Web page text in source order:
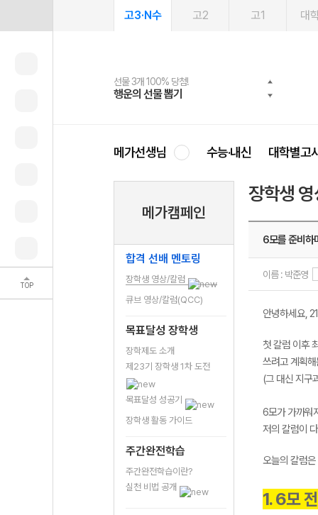
TOP
고3·N수 고2 고1 대
선물 3개 100% 당첨!
행운의 선물 뽑기
선물 100% 증정!
메가스터디 X 올리브
여름방학 스터디 캐시백
메가런 썸머스쿨
2027 러셀 단과
강사 공개선발
스마트러닝앱
설문 EVENT
메가패스
3일 무료 체험권
메가패스 수강생 무료혜택!
메가클럽 멤버십
사회공헌 캠페인
희망이룸 메가나눔
메가선생님 수능·내신 대학별고
메가캠페인
합격 선배 멘토링
장학생 영상/칼럼
큐브 영상/칼럼(QCC)
목표달성 장학생
장학제도 소개
제23기 장학생 1차 도전
목표달성 성공기
장학생 활동 가이드
주간완전학습
주간완전학습이란?
실천 비법 공개
장학생
6모를 준비하
이름 : 박준영
안녕하세요,
첫 칼럼 이후
쓰려고 계획
(그 대신 지구
6모가 가까워
저의 칼럼이
오늘의 칼럼
1. 6모 전